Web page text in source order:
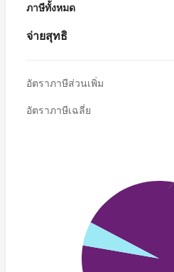
ภาษีทั้งหมด
จ่ายสุทธิ
อัตราภาษีส่วนเพิ่ม
อัตราภาษีเฉลี่ย